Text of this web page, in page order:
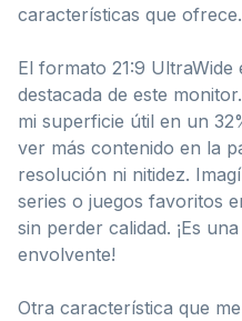
características que ofrece.
El formato 21:9
destacada de este
mi superficie útil en un
ver más contenido en la
resolución ni nitidez.
series o juegos favoritos
sin perder calidad. ¡Es
envolvente!
Otra característica que